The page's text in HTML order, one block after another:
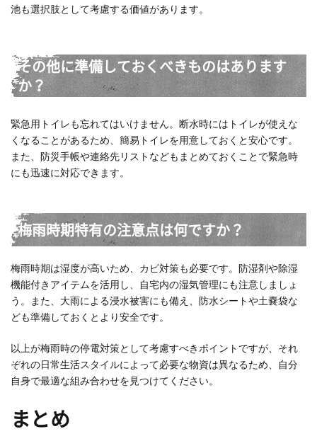
池も選択肢として考慮する価値があります。
その他に準備しておくべきものはあります
か？
緊急用トイレも忘れてはいけません。断水時にはトイレが使えな
くなることがあるため、簡易トイレを用意しておくと安心です。
また、防災手帳や連絡先リストなどもまとめておくことで緊急時
にも迅速に対応できます。
梅雨時期特有の注意点は何ですか？
梅雨時期は湿度が高いため、カビ対策も必要です。防湿剤や除湿
機能付きアイテムを活用し、自宅内の湿気管理にも注意しましょ
う。また、大雨による浸水被害にも備え、防水シートや土嚢袋な
ども準備しておくとより安全です。
以上が梅雨時の停電対策として考慮すべきポイントですが、それ
ぞれの日常生活スタイルによって必要な物資は異なるため、自分
自身で最適な組み合わせを見つけてください。
まとめ